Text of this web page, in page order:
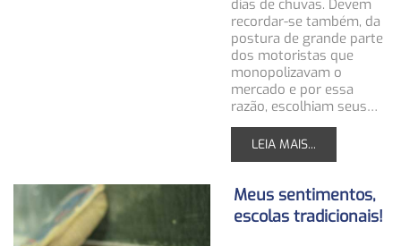
dias de chuvas. Devem
recordar-se também, da
postura de grande parte
dos motoristas que
monopolizavam o
mercado e por essa
razão, escolhiam seus…
LEIA MAIS...
Meus sentimentos,
escolas tradicionais!